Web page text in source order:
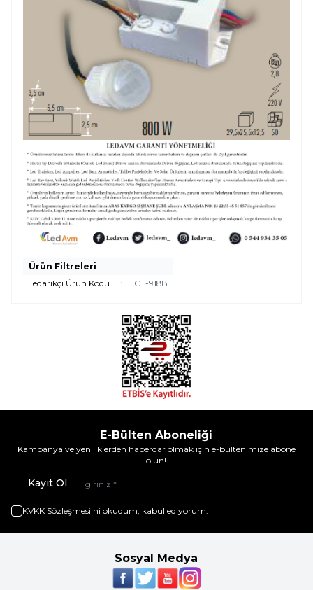
Ürün Filtreleri
Tedarikçi Ürün Kodu
: CT-9188
E-Bülten Aboneliği
Kampanya ve yeniliklerden haberdar olmak için e-bültenimize abone
olun!
Kayıt Ol
KVKK Sözleşmesi'ni okudum, kabul ediyorum.
Sosyal Medya